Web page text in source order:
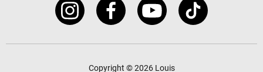
Copyright © 2026 Louis